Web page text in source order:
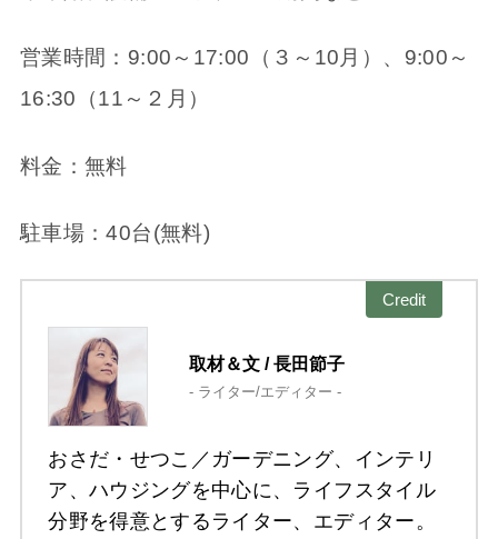
営業時間：9:00～17:00（３～10月）、9:00～
16:30（11～２月）
料金：無料
駐車場：40台(無料)
Credit
取材＆文 / 長田節子
- ライター/エディター -
おさだ・せつこ／ガーデニング、インテリ
ア、ハウジングを中心に、ライフスタイル
分野を得意とするライター、エディター。